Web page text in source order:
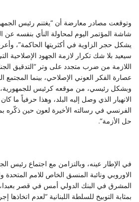
وتوقعت مصادر معارضة أن “يغتنم رئيس
شاشة المؤتمر ‏اليوم لمحاولة النأي بنفسه عن
يشكل حجر الزاوية في أكثريتها الحاكمة”،
سيعيد بلا شك تكرار لازمة الجهود الإصلاحية
اللازمة من ضرب متجدد على وتر “التدقيق
عصارة ‏الفكر العوني الإصلاحي، بينما
وبشكل رئيسي، من موقعه ‏كرئيس
الانهيار الذي وصل إليه البلد، وهذا حرفياً ما
الفرنسي في رسالته الأخيرة لعون حين ذكّره
حل ‏الأزمة‎”.
في الإطار عينه، وبالتزامن مع اجتماع رئيس
الاوروبي ونائبة ‏المنسق الخاص للامم المتحدة
المشرق في البنك الدولي أمس في قصر ‏بعبدا،
بمثابة التوبيخ للسلطة اللبنانية “لعدم اتخاذها